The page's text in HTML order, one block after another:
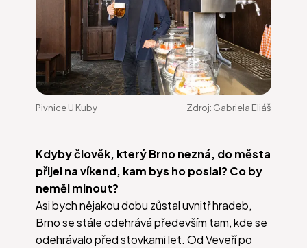
Pivnice U Kuby Zdroj: Gabriela Eliáš
Kdyby člověk, který Brno nezná, do města
přijel na víkend, kam bys ho poslal? Co by
neměl minout?
Asi bych nějakou dobu zůstal uvnitř hradeb,
Brno se stále odehrává především tam, kde se
odehrávalo před stovkami let. Od Veveří po